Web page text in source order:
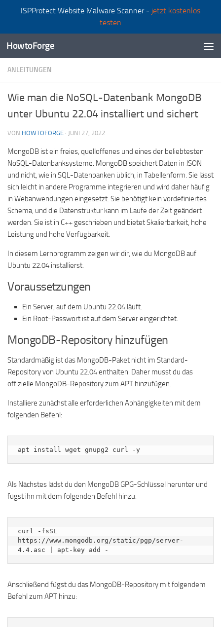
ISPProtect Website Malware Scanner - jetzt kostenlos
testen
Zum Inhalt springen
HowtoForge
ANLEITUNGEN
Wie man die NoSQL-Datenbank MongoDB
unter Ubuntu 22.04 installiert und sichert
VON HOWTOFORGE · JUNI 27, 2022
MongoDB ist ein freies, quelloffenes und eines der beliebtesten
NoSQL-Datenbanksysteme. MongoDB speichert Daten in JSON
und nicht, wie in SQL-Datenbanken üblich, in Tabellenform. Sie lässt
sich leicht in andere Programme integrieren und wird daher häufig
in Webanwendungen eingesetzt. Sie benötigt kein vordefiniertes
Schema, und die Datenstruktur kann im Laufe der Zeit geändert
werden. Sie ist in C++ geschrieben und bietet Skalierbarkeit, hohe
Leistung und hohe Verfügbarkeit.
In diesem Lernprogramm zeigen wir dir, wie du MongoDB auf
Ubuntu 22.04 installierst.
Voraussetzungen
Ein Server, auf dem Ubuntu 22.04 läuft.
Ein Root-Passwort ist auf dem Server eingerichtet.
MongoDB-Repository hinzufügen
Standardmäßig ist das MongoDB-Paket nicht im Standard-
Repository von Ubuntu 22.04 enthalten. Daher musst du das
offizielle MongoDB-Repository zum APT hinzufügen.
Installiere zunächst alle erforderlichen Abhängigkeiten mit dem
folgenden Befehl:
apt install wget gnupg2 curl -y
Als Nächstes lädst du den MongoDB GPG-Schlüssel herunter und
fügst ihn mit dem folgenden Befehl hinzu:
curl -fsSL
https://www.mongodb.org/static/pgp/server-
4.4.asc | apt-key add -
Anschließend fügst du das MongoDB-Repository mit folgendem
Befehl zum APT hinzu: